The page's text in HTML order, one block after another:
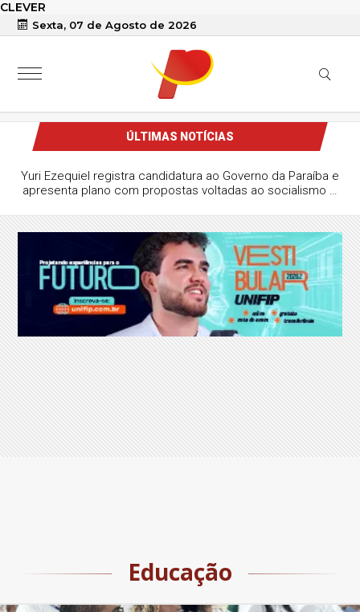
CLEVER
Sexta, 07 de Agosto de 2026
ÚLTIMAS NOTÍCIAS
Yuri Ezequiel registra candidatura ao Governo da Paraíba e
apresenta plano com propostas voltadas ao socialismo e
Educação